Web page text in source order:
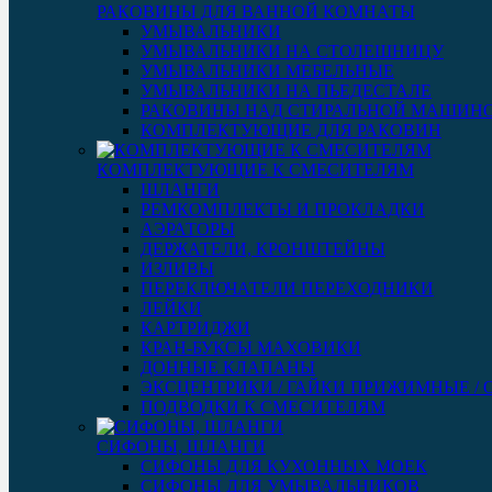
РАКОВИНЫ ДЛЯ ВАННОЙ КОМНАТЫ
УМЫВАЛЬНИКИ
УМЫВАЛЬНИКИ НА СТОЛЕШНИЦУ
УМЫВАЛЬНИКИ МЕБЕЛЬНЫЕ
УМЫВАЛЬНИКИ НА ПЬЕДЕСТАЛЕ
РАКОВИНЫ НАД СТИРАЛЬНОЙ
КОМПЛЕКТУЮЩИЕ ДЛЯ РАКОВИН
КОМПЛЕКТУЮЩИЕ К СМЕСИТЕЛЯМ
ШЛАНГИ
РЕМКОМПЛЕКТЫ И ПРОКЛАДКИ
АЭРАТОРЫ
ДЕРЖАТЕЛИ, КРОНШТЕЙНЫ
ИЗЛИВЫ
ПЕРЕКЛЮЧАТЕЛИ ПЕРЕХОДНИКИ
ЛЕЙКИ
КАРТРИДЖИ
КРАН-БУКСЫ МАХОВИКИ
ДОННЫЕ КЛАПАНЫ
ЭКСЦЕНТРИКИ / ГАЙКИ ПРИЖИМНЫЕ /
ПОДВОДКИ К СМЕСИТЕЛЯМ
СИФОНЫ, ШЛАНГИ
СИФОНЫ ДЛЯ КУХОННЫХ МОЕК
СИФОНЫ ДЛЯ УМЫВАЛЬНИКОВ